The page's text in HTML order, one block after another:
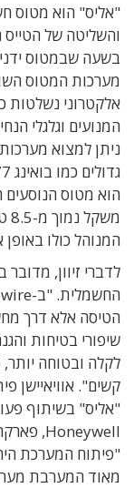
"אליס" הוא מטוס
בשעה שבמטוס
מערכות המטוס
אלקטרוני נשלטות
המנועים וגלגלי
המנוהל כולו באופן
לדברי זיוון,
הטיסה אלא דרך
שיפורי בטיחות
לקלה ובטוחה יותר,
קשים".
"אליס" בשיתוף
"פיתוח המערכת
מאוד המערבת